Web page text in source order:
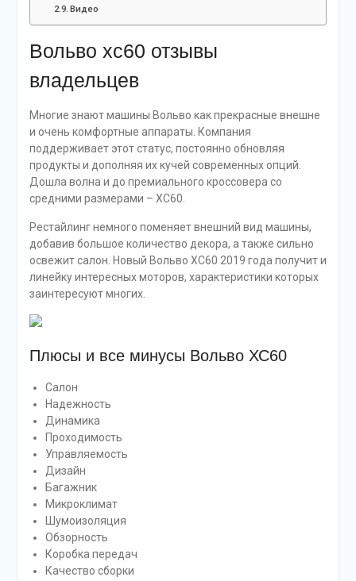
Видео
Вольво хс60 отзывы
владельцев
Многие знают машины Вольво как прекрасные внешне
и очень комфортные аппараты. Компания
поддерживает этот статус, постоянно обновляя
продукты и дополняя их кучей современных опций.
Дошла волна и до премиального кроссовера со
средними размерами – ХС60.
Рестайлинг немного поменяет внешний вид машины,
добавив большое количество декора, а также сильно
освежит салон. Новый Вольво ХС60 2019 года получит и
линейку интересных моторов, характеристики которых
заинтересуют многих.
Плюсы и все минусы Вольво ХС60
Салон
Надежность
Динамика
Проходимость
Управляемость
Дизайн
Багажник
Микроклимат
Шумоизоляция
Обзорность
Коробка передач
Качество сборки